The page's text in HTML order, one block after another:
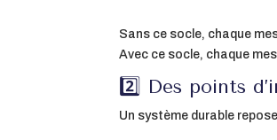
Sans ce socle, chaque
Avec ce socle, chaque
2️⃣ Des points
Un système durable